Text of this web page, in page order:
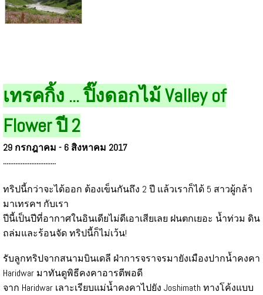
เทรคกิ้ง ... ปิ๊งดอกไม้ Valley of
Flower ปี 2
29 กรกฎาคม - 6 สิงหาคม 2017
..............................
ทริปนี้กว่าจะได้ออก ต้องเข็นกันถึง 2 ปี แล้วเราก็ได้ 5 สาวผู้กล้า
มาเทรคฯ กับเรา
ปีนี้เป็นปีที่อากาศในอินเดียไม่ดีเอาเสียเลย ฝนตกเยอะ น้ำท่วม ดิน
ถล่มและร้อนจัด ทริปนี้ก็ไม่เว้น!
รับลูกทริปจากสนามบินเดลี ฝ่าการจราจรมายังเมืองปากน้ำคงคา
Haridwar มาทันดูพิธีคงคาอารตีพอดี
จาก Haridwar เลาะเรียบแม่น้ำคงคาไปยัง Joshimath ทางโค้งแบบ